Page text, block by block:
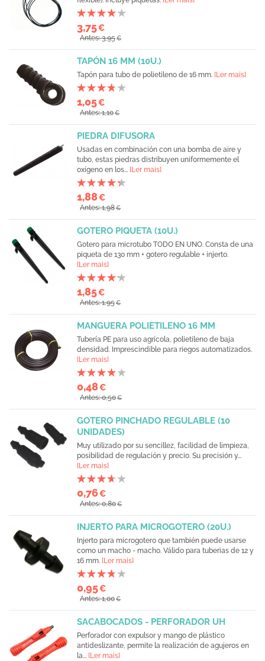
3,75€
Antes: 3,95€
TAPÓN 16 MM (10U.)
Tapón para tubo de polietileno de 16 mm. [Ler mais]
1,05€
Antes: 1,10€
PIEDRA DIFUSORA
Usadas en combinación con una bomba de aire y
tubo, estas piedras distribuyen uniformemente el
oxígeno en los... [Ler mais]
1,88€
Antes: 1,98€
GOTERO PIQUETA (10U.)
Gotero para microtubo TODO EN UNO. Consta de una
piqueta de 130 mm + gotero regulable + injerto.
[Ler mais]
1,85€
Antes: 1,95€
MANGUERA POLIETILENO 16 MM
Tubería PE para uso agrícola, polietileno de baja
densidad. Imprescindible para riegos automatizados.
[Ler mais]
0,48€
Antes: 0,50€
GOTERO PINCHADO REGULABLE (10
UNIDADES)
Muy utilizado por su sencillez, facilidad de limpieza,
posibilidad de regulación y precio. Su precisión y...
[Ler mais]
0,76€
Antes: 0,80€
INJERTO PARA MICROGOTERO (20U.)
Injerto para microgotero que también puede usarse
como un macho - macho. Válido para tuberias de 12 y
16 mm. [Ler mais]
0,95€
Antes: 1,00€
SACABOCADOS - PERFORADOR UH
Perforador con expulsor y mango de plástico
antideslizante, permite la realización de agujeros en
la... [Ler mais]